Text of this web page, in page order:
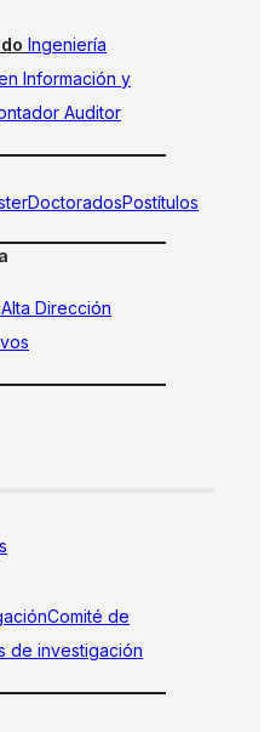
Ingeniería
Información y
Auditor
DoctoradosPostítulos
Alta Dirección
Comité de
de investigación